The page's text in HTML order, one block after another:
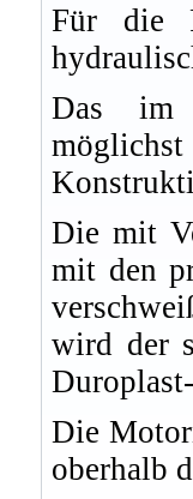
Für die
Das im
Die mit
mit den
wird der
Die
oberhalb